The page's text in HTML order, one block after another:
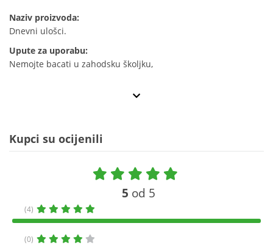
Naziv proizvoda:
Dnevni ulošci.
Upute za uporabu:
Nemojte bacati u zahodsku školjku,
Kupci su ocijenili
5 od 5
(4)
(0)